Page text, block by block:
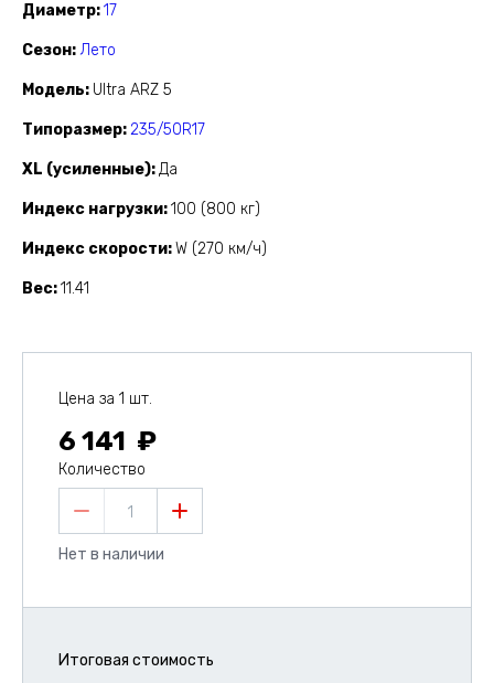
Диаметр 17
Сезон Лето
Модель Ultra ARZ 5
Типоразмер 235/50R17
XL (усиленные) Да
Индекс нагрузки 100 (800 кг)
Индекс скорости W (270 км/ч)
Вес 11.41
Цена за 1 шт.
6 141
Количество
1
Нет в наличии
Итоговая стоимость